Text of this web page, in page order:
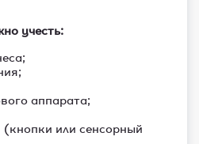
учесть:
аппарата;
или сенсорный